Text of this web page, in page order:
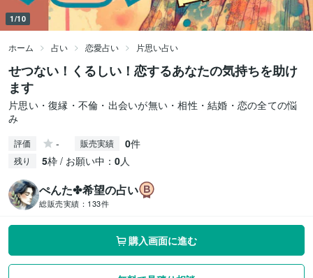
1/10
ホーム 占い 恋愛占い 片思い占い
せつない！くるしい！恋するあなたの気持ちを助け
ます
片思い・復縁・不倫・出会いが無い・相性・結婚・恋の全ての悩
み
評価 - 販売実績 0件
残り 5枠 / お願い中： 0人
ぺんた✤希望の占い
総販売実績： 133件
購入画面に進む